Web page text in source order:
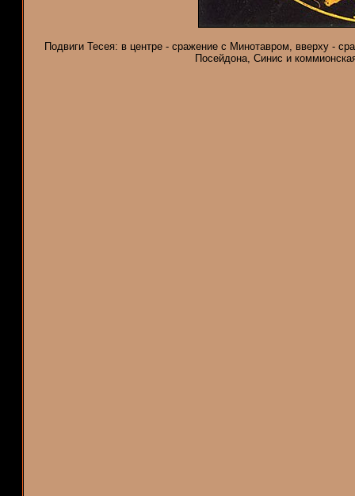
Подвиги Тесея: в центре - сражение с Минотавром, вверху -
Посейдона, Синис и